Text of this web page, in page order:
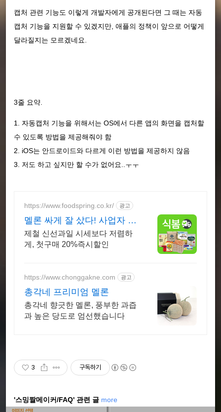
캡처 관련 기능도 이렇게 개발자에게 공개된다면 그 때는 자동
캡처 기능을 지원할 수 있겠지만, 애플의 정책이 앞으로 어떻게
달라질지는 모르겠네요.
3줄 요약.
1. 자동캡처 기능을 위해서는 OS에서 다른 앱의 화면을 캡처할
수 있도록 방법을 제공해줘야 함
2. iOS는 안드로이드와 다르게 이런 방법을 제공하지 않음
3. 저도 하고 싶지만 할 수가 없어요..ㅜㅜ
https://www.foodspring.co.kr/ 광고
멜론 싸게 잘 샀다! 사업자 전
용 특가
제철 신선과일 시세보다 저렴하
게, 첫구매 20%즉시할인
https://www.chonggakne.com 광고
총각네 프리미엄 멜론
총각네 향긋한 멜론, 풍부한 과즙
과 높은 당도로 엄선했습니다
3 구독하기
'스밍짤메이커/FAQ' 관련 글 more